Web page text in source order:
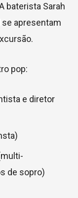
baterista Sarah
apresentam
pop:
e diretor
de sopro)